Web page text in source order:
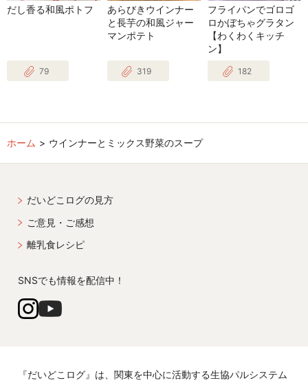
だし香る和風ポトフ
79
あらびきウインナー
と長芋の和風ジャー
マンポテト
319
フライパンでゴロゴ
ロかぼちゃグラタン
【わくわくキッチ
ン】
182
ホーム ウインナーとミックス野菜のスープ
だいどこログの見方
ご意見・ご感想
離乳食レシピ
SNSでも情報を配信中！
『だいどこログ』は、関東を中心に活動する生協パルシステム